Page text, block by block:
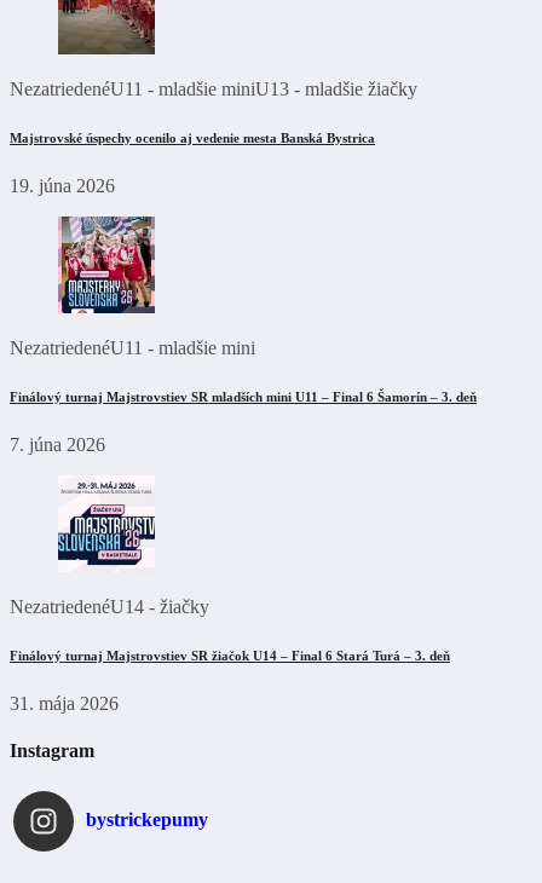
NezatriedenéU11 - mladšie miniU13 - mladšie žiačky
Majstrovské úspechy ocenilo aj vedenie mesta Banská Bystrica
19. júna 2026
NezatriedenéU11 - mladšie mini
Finálový turnaj Majstrovstiev SR mladších mini U11 – Final 6 Šamorín – 3. deň
7. júna 2026
NezatriedenéU14 - žiačky
Finálový turnaj Majstrovstiev SR žiačok U14 – Final 6 Stará Turá – 3. deň
31. mája 2026
Instagram
bystrickepumy